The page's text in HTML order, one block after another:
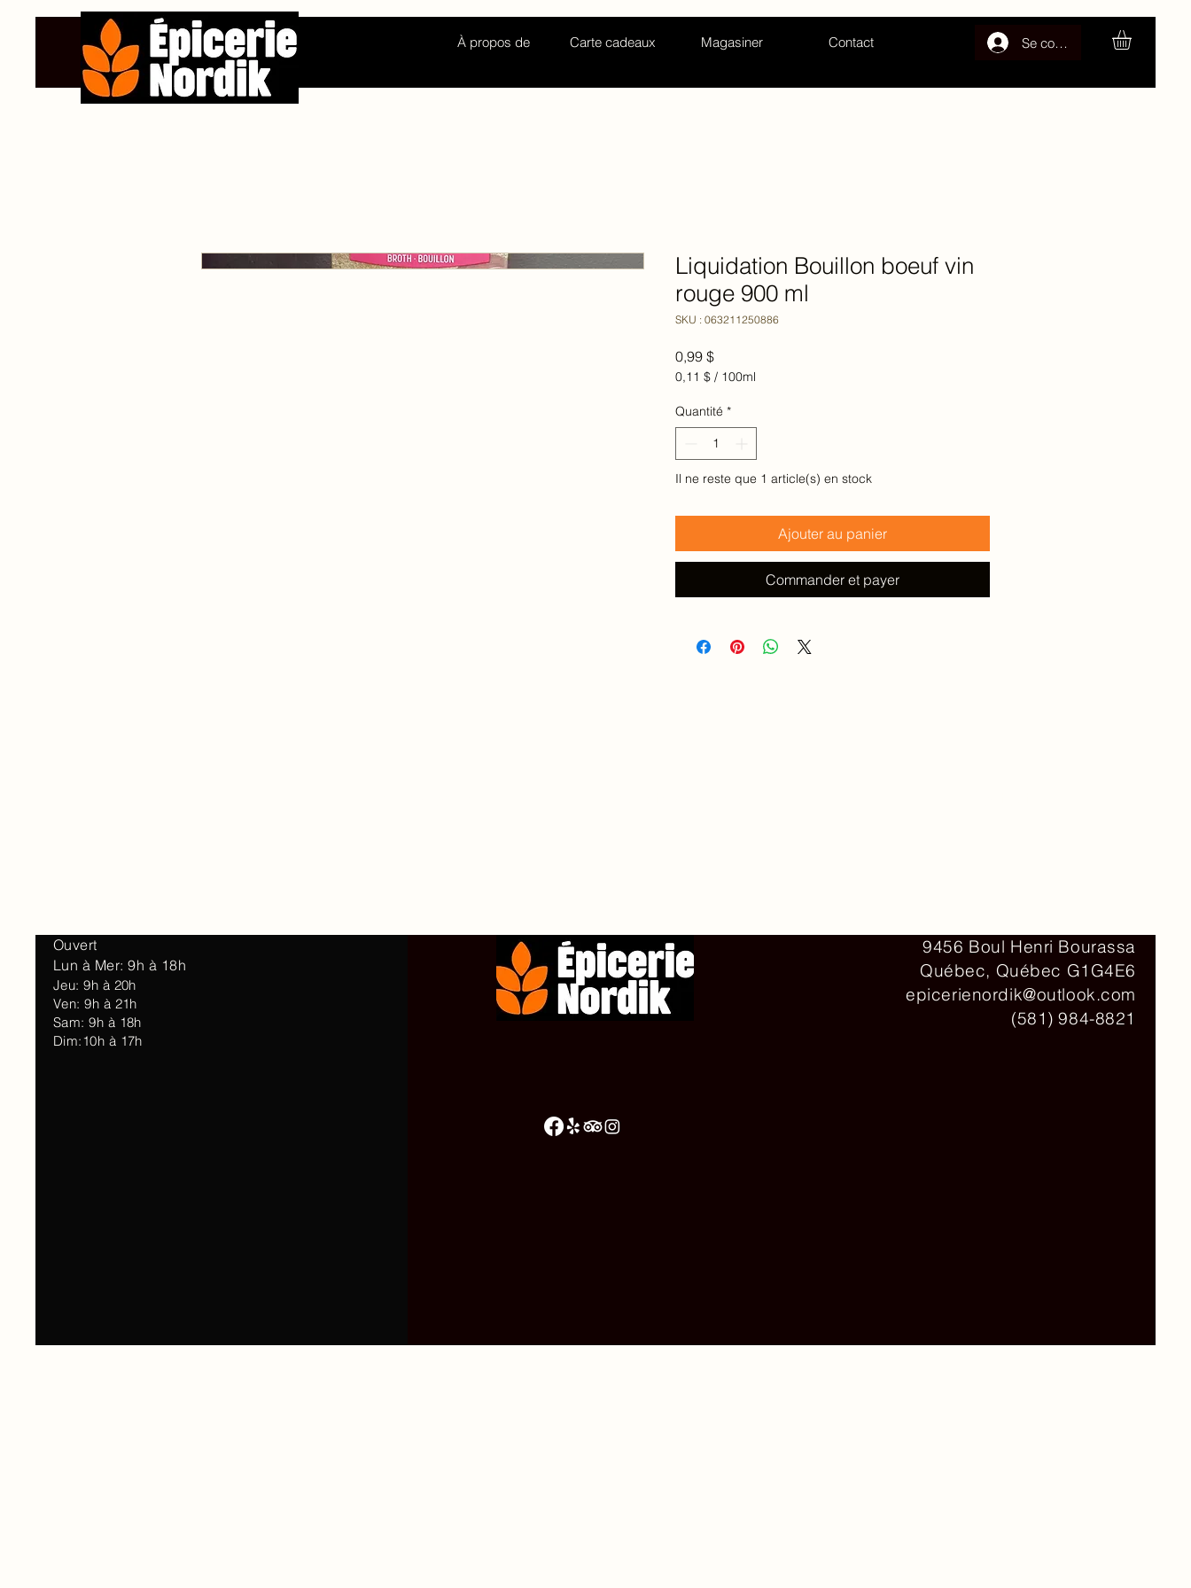
À propos de Carte cadeaux Magasiner Contact Se connecter
Liquidation Bouillon boeuf vin
rouge 900 ml
SKU : 063211250886
0,99 $Prix
0,11 $ / 100ml
pour
100
Millilitres
Quantité *
Il ne reste que 1 article(s) en stock
Ajouter au panier
Commander et payer
Ouvert
Lun à Mer: 9h à 18h
Jeu: 9h à 20h
Ven: 9h à 21h
Sam: 9h à 18h
Dim:10h à 17h
9456 Boul Henri Bourassa
Québec, Québec G1G4E6
epicerienordik@outlook.com
(581) 984-8821